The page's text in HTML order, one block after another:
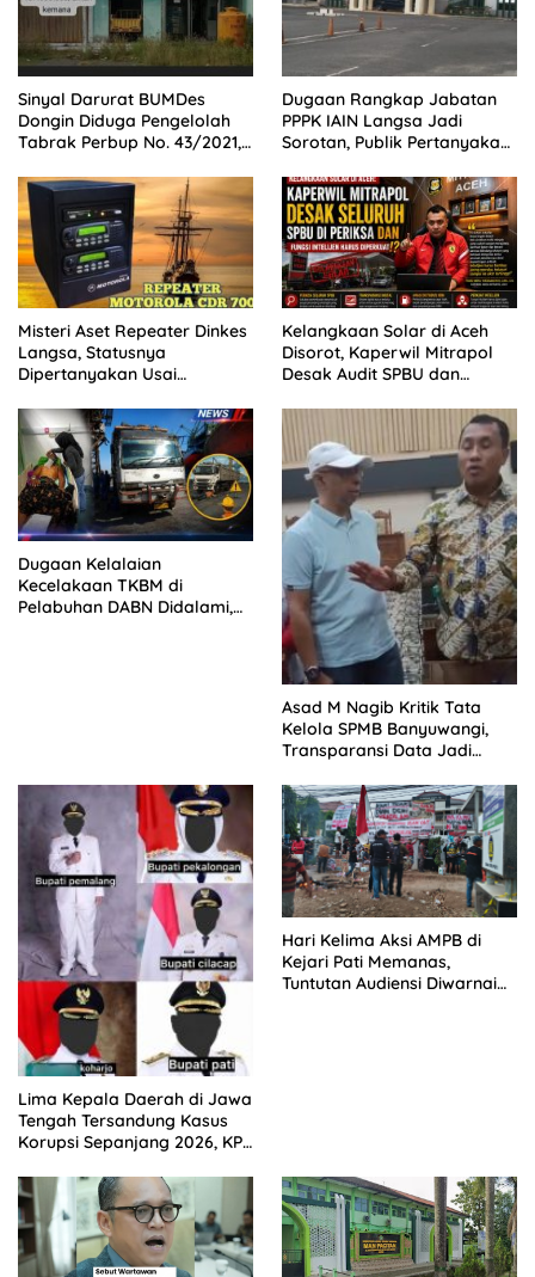
Sinyal Darurat BUMDes
Dongin Diduga Pengelolah
Tabrak Perbup No. 43/2021,
Kontrol Sosial Desak APH
Usut Tuntas.
Dugaan Rangkap Jabatan
PPPK IAIN Langsa Jadi
Sorotan, Publik Pertanyakan
Misteri Aset Repeater Dinkes
Langsa, Statusnya
Dipertanyakan Usai
Kelangkaan Solar di Aceh
Disorot, Kaperwil Mitrapol
Desak Audit SPBU dan
Dugaan Kelalaian
Kecelakaan TKBM di
Pelabuhan DABN Didalami,
Asad M Nagib Kritik Tata
Kelola SPMB Banyuwangi,
Transparansi Data Jadi
Lima Kepala Daerah di Jawa
Tengah Tersandung Kasus
Korupsi Sepanjang 2026, KPK
Hari Kelima Aksi AMPB di
Kejari Pati Memanas,
Tuntutan Audiensi Diwarnai